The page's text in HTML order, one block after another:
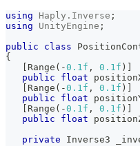
using Haply . Inverse ;
using
UnityEngine ;
public
class
{
Range ( -0.1f , 0.1f )
public
float
Range ( -0.1f , 0.1f )
public
float
Range ( -0.1f , 0.1f )
public
float
private
Inverse3